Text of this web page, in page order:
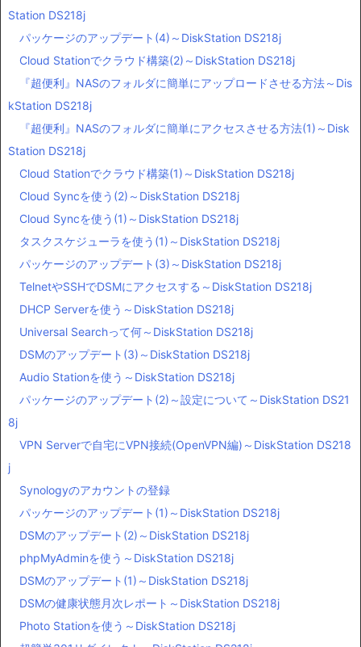
Station DS218j
パッケージのアップデート(4)～DiskStation DS218j
Cloud Stationでクラウド構築(2)～DiskStation DS218j
『超便利』NASのフォルダに簡単にアップロードさせる方法～Dis
kStation DS218j
『超便利』NASのフォルダに簡単にアクセスさせる方法(1)～Disk
Station DS218j
Cloud Stationでクラウド構築(1)～DiskStation DS218j
Cloud Syncを使う(2)～DiskStation DS218j
Cloud Syncを使う(1)～DiskStation DS218j
タスクスケジューラを使う(1)～DiskStation DS218j
パッケージのアップデート(3)～DiskStation DS218j
TelnetやSSHでDSMにアクセスする～DiskStation DS218j
DHCP Serverを使う～DiskStation DS218j
Universal Searchって何～DiskStation DS218j
DSMのアップデート(3)～DiskStation DS218j
Audio Stationを使う～DiskStation DS218j
パッケージのアップデート(2)～設定について～DiskStation DS21
8j
VPN Serverで自宅にVPN接続(OpenVPN編)～DiskStation DS218
j
Synologyのアカウントの登録
パッケージのアップデート(1)～DiskStation DS218j
DSMのアップデート(2)～DiskStation DS218j
phpMyAdminを使う～DiskStation DS218j
DSMのアップデート(1)～DiskStation DS218j
DSMの健康状態月次レポート～DiskStation DS218j
Photo Stationを使う～DiskStation DS218j